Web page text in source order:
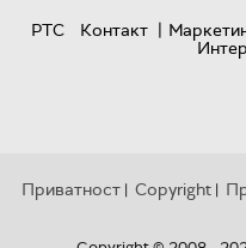
РТС
Контакт |
Приватност | Copyright |